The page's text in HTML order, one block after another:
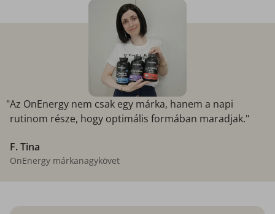
"Az OnEnergy nem csak egy márka, hanem a napi
rutinom része, hogy optimális formában maradjak."
F. Tina
OnEnergy márkanagykövet